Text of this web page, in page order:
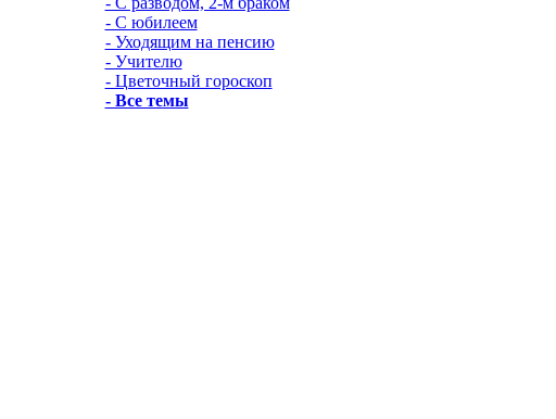
- С юбилеем
- Уходящим на пенсию
- Учителю
- Цветочный гороскоп
- Все темы